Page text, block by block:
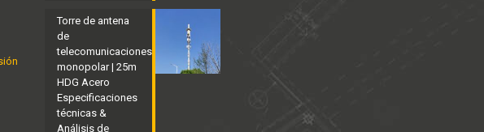
Torre de antena
de
telecomunicaciones
monopolar | 25m
HDG Acero
Especificaciones
técnicas &
Análisis de